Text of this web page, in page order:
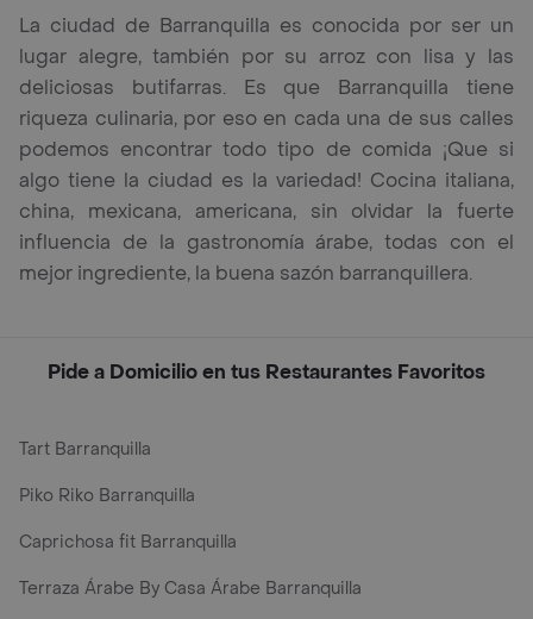
La ciudad de Barranquilla es conocida por ser un
lugar alegre, también por su arroz con lisa y las
deliciosas butifarras. Es que Barranquilla tiene
riqueza culinaria, por eso en cada una de sus calles
podemos encontrar todo tipo de comida ¡Que si
algo tiene la ciudad es la variedad! Cocina italiana,
china, mexicana, americana, sin olvidar la fuerte
influencia de la gastronomía árabe, todas con el
mejor ingrediente, la buena sazón barranquillera.
Pide a Domicilio en tus Restaurantes Favoritos
Tart Barranquilla
Piko Riko Barranquilla
Caprichosa fit Barranquilla
Terraza Árabe By Casa Árabe Barranquilla